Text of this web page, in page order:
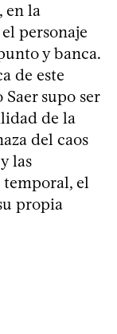
en la
personaje
y banca.
de este
supo ser
de la
del caos
las
el
propia